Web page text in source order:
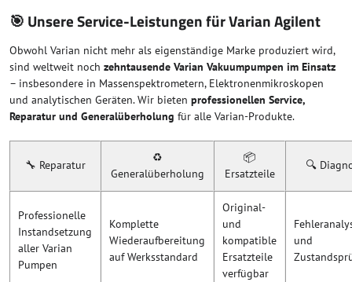
🎯 Unsere Service-Leistungen für Varian Agilent
Obwohl Varian nicht mehr als eigenständige Marke produziert wird,
sind weltweit noch zehntausende Varian Vakuumpumpen im Einsatz
– insbesondere in Massenspektrometern, Elektronenmikroskopen
und analytischen Geräten. Wir bieten professionellen Service,
Reparatur und Generalüberholung für alle Varian-Produkte.
🔧 Reparatur
♻️
Generalüberholung
📦
Ersatzteile
🔍
Professionelle
Instandsetzung
aller Varian
Pumpen
Komplette
Wiederaufbereitung
auf Werksstandard
Original-
und
kompatible
Ersatzteile
verfügbar
und